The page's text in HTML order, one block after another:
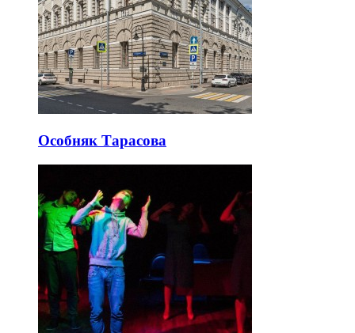
Особняк Тарасова